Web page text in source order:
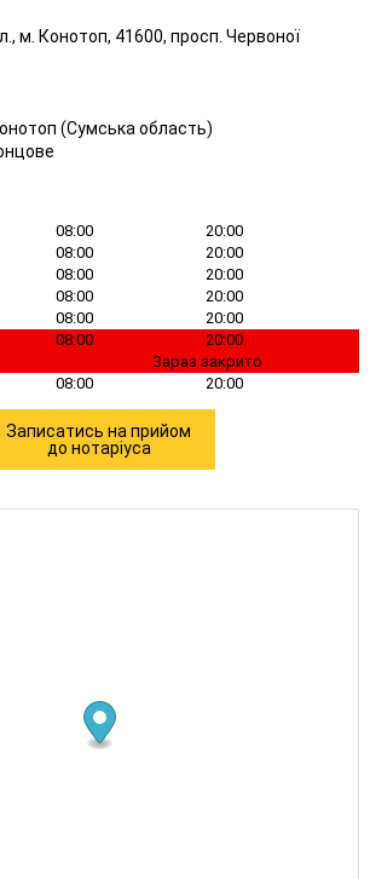
м. Конотоп, 41600, просп. Червоної
(Сумська область)
08:00
20:00
08:00
20:00
08:00
20:00
08:00
20:00
08:00
20:00
08:00
20:00
Зараз закрито
08:00 20:00
Записатись на прийом
до нотаріуса